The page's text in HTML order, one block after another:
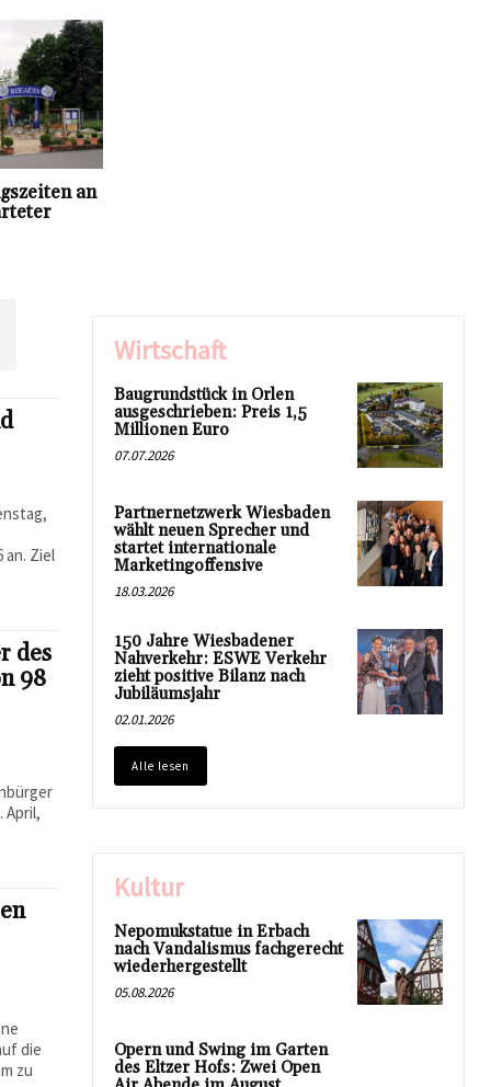
an
an. Ziel
des
98
April,
die
zu
Wirtschaft
Baugrundstück in Orlen
ausgeschrieben: Preis 1,5
Millionen Euro
07.07.2026
Partnernetzwerk Wiesbaden
wählt neuen Sprecher und
startet internationale
Marketingoffensive
18.03.2026
150 Jahre Wiesbadener
Nahverkehr: ESWE Verkehr
zieht positive Bilanz nach
Jubiläumsjahr
02.01.2026
Alle lesen
Kultur
Nepomukstatue in Erbach
nach Vandalismus fachgerecht
wiederhergestellt
05.08.2026
Opern und Swing im Garten
des Eltzer Hofs: Zwei Open